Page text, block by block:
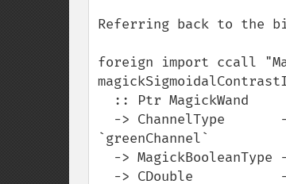
Referring back to the
foreign import ccall
`greenChannel`